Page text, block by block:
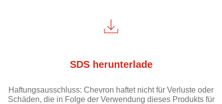
SDS herunterlade
Haftungsausschluss: Chevron haftet nicht für Verluste oder
Schäden, die in Folge der Verwendung dieses Produkts für